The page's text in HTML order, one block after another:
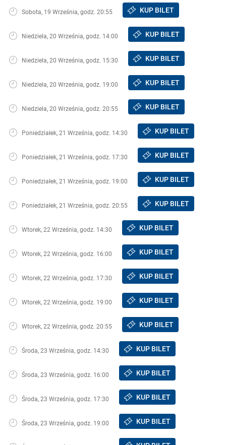
Sobota, 19 Września, godz. 20:55 KUP BILET
Niedziela, 20 Września, godz. 14:00 KUP BILET
Niedziela, 20 Września, godz. 15:30 KUP BILET
Niedziela, 20 Września, godz. 19:00 KUP BILET
Niedziela, 20 Września, godz. 20:55 KUP BILET
Poniedziałek, 21 Września, godz. 14:30 KUP BILET
Poniedziałek, 21 Września, godz. 17:30 KUP BILET
Poniedziałek, 21 Września, godz. 19:00 KUP BILET
Poniedziałek, 21 Września, godz. 20:55 KUP BILET
Wtorek, 22 Września, godz. 14:30 KUP BILET
Wtorek, 22 Września, godz. 16:00 KUP BILET
Wtorek, 22 Września, godz. 17:30 KUP BILET
Wtorek, 22 Września, godz. 19:00 KUP BILET
Wtorek, 22 Września, godz. 20:55 KUP BILET
Środa, 23 Września, godz. 14:30 KUP BILET
Środa, 23 Września, godz. 16:00 KUP BILET
Środa, 23 Września, godz. 17:30 KUP BILET
Środa, 23 Września, godz. 19:00 KUP BILET